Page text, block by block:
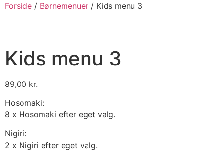
Forside / Børnemenuer / Kids menu 3
Kids menu 3
89,00 kr.
Hosomaki:
8 x Hosomaki efter eget valg.
Nigiri:
2 x Nigiri efter eget valg.